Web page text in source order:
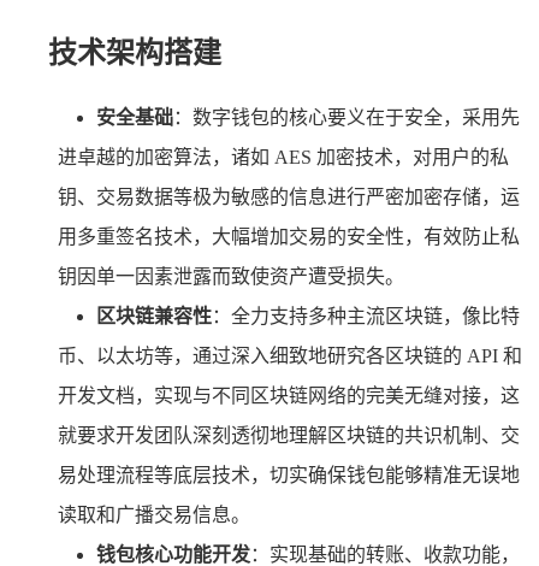
技术架构搭建
安全基础：数字钱包的核心要义在于安全，采用先
进卓越的加密算法，诸如 AES 加密技术，对用户的私
钥、交易数据等极为敏感的信息进行严密加密存储，运
用多重签名技术，大幅增加交易的安全性，有效防止私
钥因单一因素泄露而致使资产遭受损失。
区块链兼容性：全力支持多种主流区块链，像比特
币、以太坊等，通过深入细致地研究各区块链的 API 和
开发文档，实现与不同区块链网络的完美无缝对接，这
就要求开发团队深刻透彻地理解区块链的共识机制、交
易处理流程等底层技术，切实确保钱包能够精准无误地
读取和广播交易信息。
钱包核心功能开发：实现基础的转账、收款功能，